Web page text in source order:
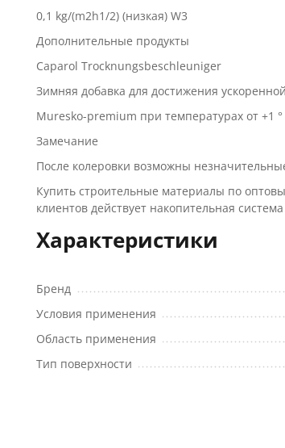
0,1 kg/(m2h1/2) (низкая) W3
Дополнительные продукты
Caparol Trocknungsbeschleuniger
Зимняя добавка для достижения
Muresko-premium при температурах от +1
Замечание
После колеровки возможны
Купить строительные материалы по
клиентов действует накопительная
Характеристики
Бренд
Условия применения
Область применения
Тип поверхности